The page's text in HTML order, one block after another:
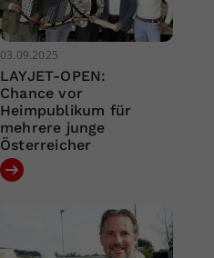
03.09.2025
LAYJET-OPEN:
Chance vor
Heimpublikum für
mehrere junge
Österreicher